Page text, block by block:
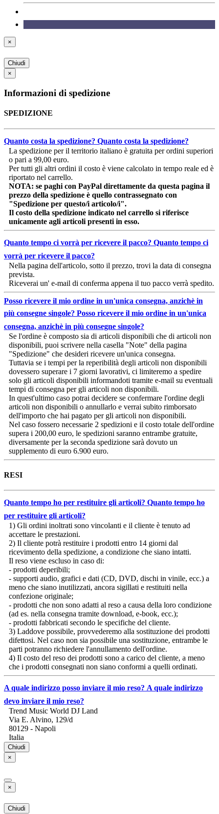
×
Chiudi
×
Informazioni di spedizione
SPEDIZIONE
Quanto costa la spedizione? Quanto costa la spedizione?
La spedizione per il territorio italiano è gratuita per ordini superiori
o pari a 99,00 euro.
Per tutti gli altri ordini il costo è viene calcolato in tempo reale ed è
riportato nel carrello.
NOTA: se paghi con PayPal direttamente da questa pagina il
prezzo della spedizione è quello contrassegnato con
"Spedizione per questo/i articolo/i".
Il costo della spedizione indicato nel carrello si riferisce
unicamente agli articoli presenti in esso.
Quanto tempo ci vorrà per ricevere il pacco? Quanto tempo ci
vorrà per ricevere il pacco?
Nella pagina dell'articolo, sotto il prezzo, trovi la data di consegna
prevista.
Riceverai un' e-mail di conferma appena il tuo pacco verrà spedito.
Posso ricevere il mio ordine in un'unica consegna, anzichè in
più consegne singole? Posso ricevere il mio ordine in un'unica
consegna, anzichè in più consegne singole?
Se l'ordine è composto sia di articoli disponibili che di articoli non
disponibili, puoi scrivere nella casella "Note" della pagina
"Spedizione" che desideri ricevere un'unica consegna.
Tuttavia se i tempi per la reperibilità degli articoli non disponibili
dovessero superare i 7 giorni lavorativi, ci limiteremo a spedire
solo gli articoli disponibili informandoti tramite e-mail su eventuali
tempi di consegna per gli articoli non disponibili.
In quest'ultimo caso potrai decidere se confermare l'ordine degli
articoli non disponibili o annullarlo e verrai subito rimborsato
dell'importo che hai pagato per gli articoli non disponibili.
Nel caso fossero necessarie 2 spedizioni e il costo totale dell'ordine
supera i 200,00 euro, le spedizioni saranno entrambe gratuite,
diversamente per la seconda spedizione sarà dovuto un
supplemento di euro 6.900 euro.
RESI
Quanto tempo ho per restituire gli articoli? Quanto tempo ho
per restituire gli articoli?
1) Gli ordini inoltrati sono vincolanti e il cliente è tenuto ad
accettare le prestazioni.
2) Il cliente potrà restituire i prodotti entro 14 giorni dal
ricevimento della spedizione, a condizione che siano intatti.
Il reso viene escluso in caso di:
- prodotti deperibili;
- supporti audio, grafici e dati (CD, DVD, dischi in vinile, ecc.) a
meno che siano inutilizzati, ancora sigillati e restituiti nella
confezione originale;
- prodotti che non sono adatti al reso a causa della loro condizione
(ad es. nella consegna tramite download, e-book, ecc.);
- prodotti fabbricati secondo le specifiche del cliente.
3) Laddove possibile, provvederemo alla sostituzione dei prodotti
difettosi. Nel caso non sia possibile una sostituzione, entrambe le
parti potranno richiedere l'annullamento dell'ordine.
4) Il costo del reso dei prodotti sono a carico del cliente, a meno
che i prodotti consegnati non siano conformi a quelli ordinati.
A quale indirizzo posso inviare il mio reso? A quale indirizzo
devo inviare il mio reso?
Trend Music World DJ Land
Via E. Alvino, 129/d
80129 - Napoli
Italia
Chiudi
×
×
Chiudi